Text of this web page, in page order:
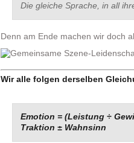
Die gleiche Sprache, in all
Denn am Ende machen wir doch
Wir alle folgen derselben
Emotion = (Leistung ÷
Traktion ± Wahnsinn